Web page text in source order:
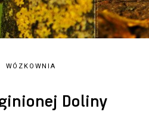
WÓZKOWNIA
Doliny